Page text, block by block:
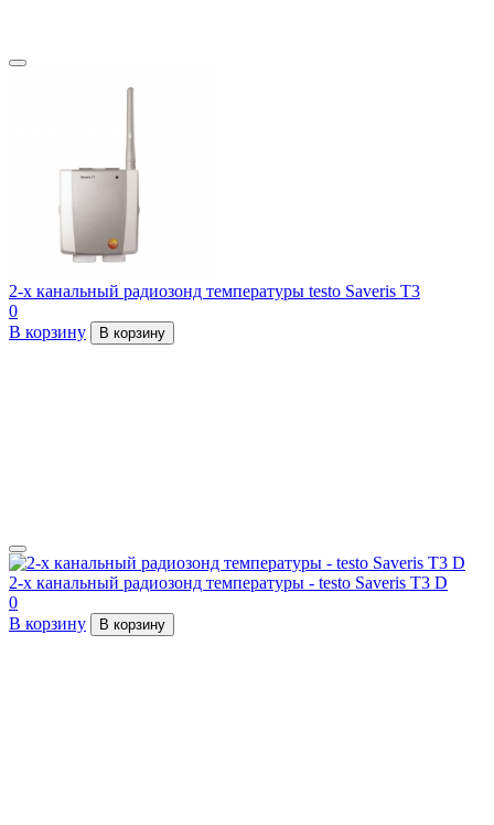
2-х канальный радиозонд температуры testo Saveris T3
0
В корзину
В корзину
2-х канальный радиозонд температуры - testo Saveris T3 D
0
В корзину
В корзину